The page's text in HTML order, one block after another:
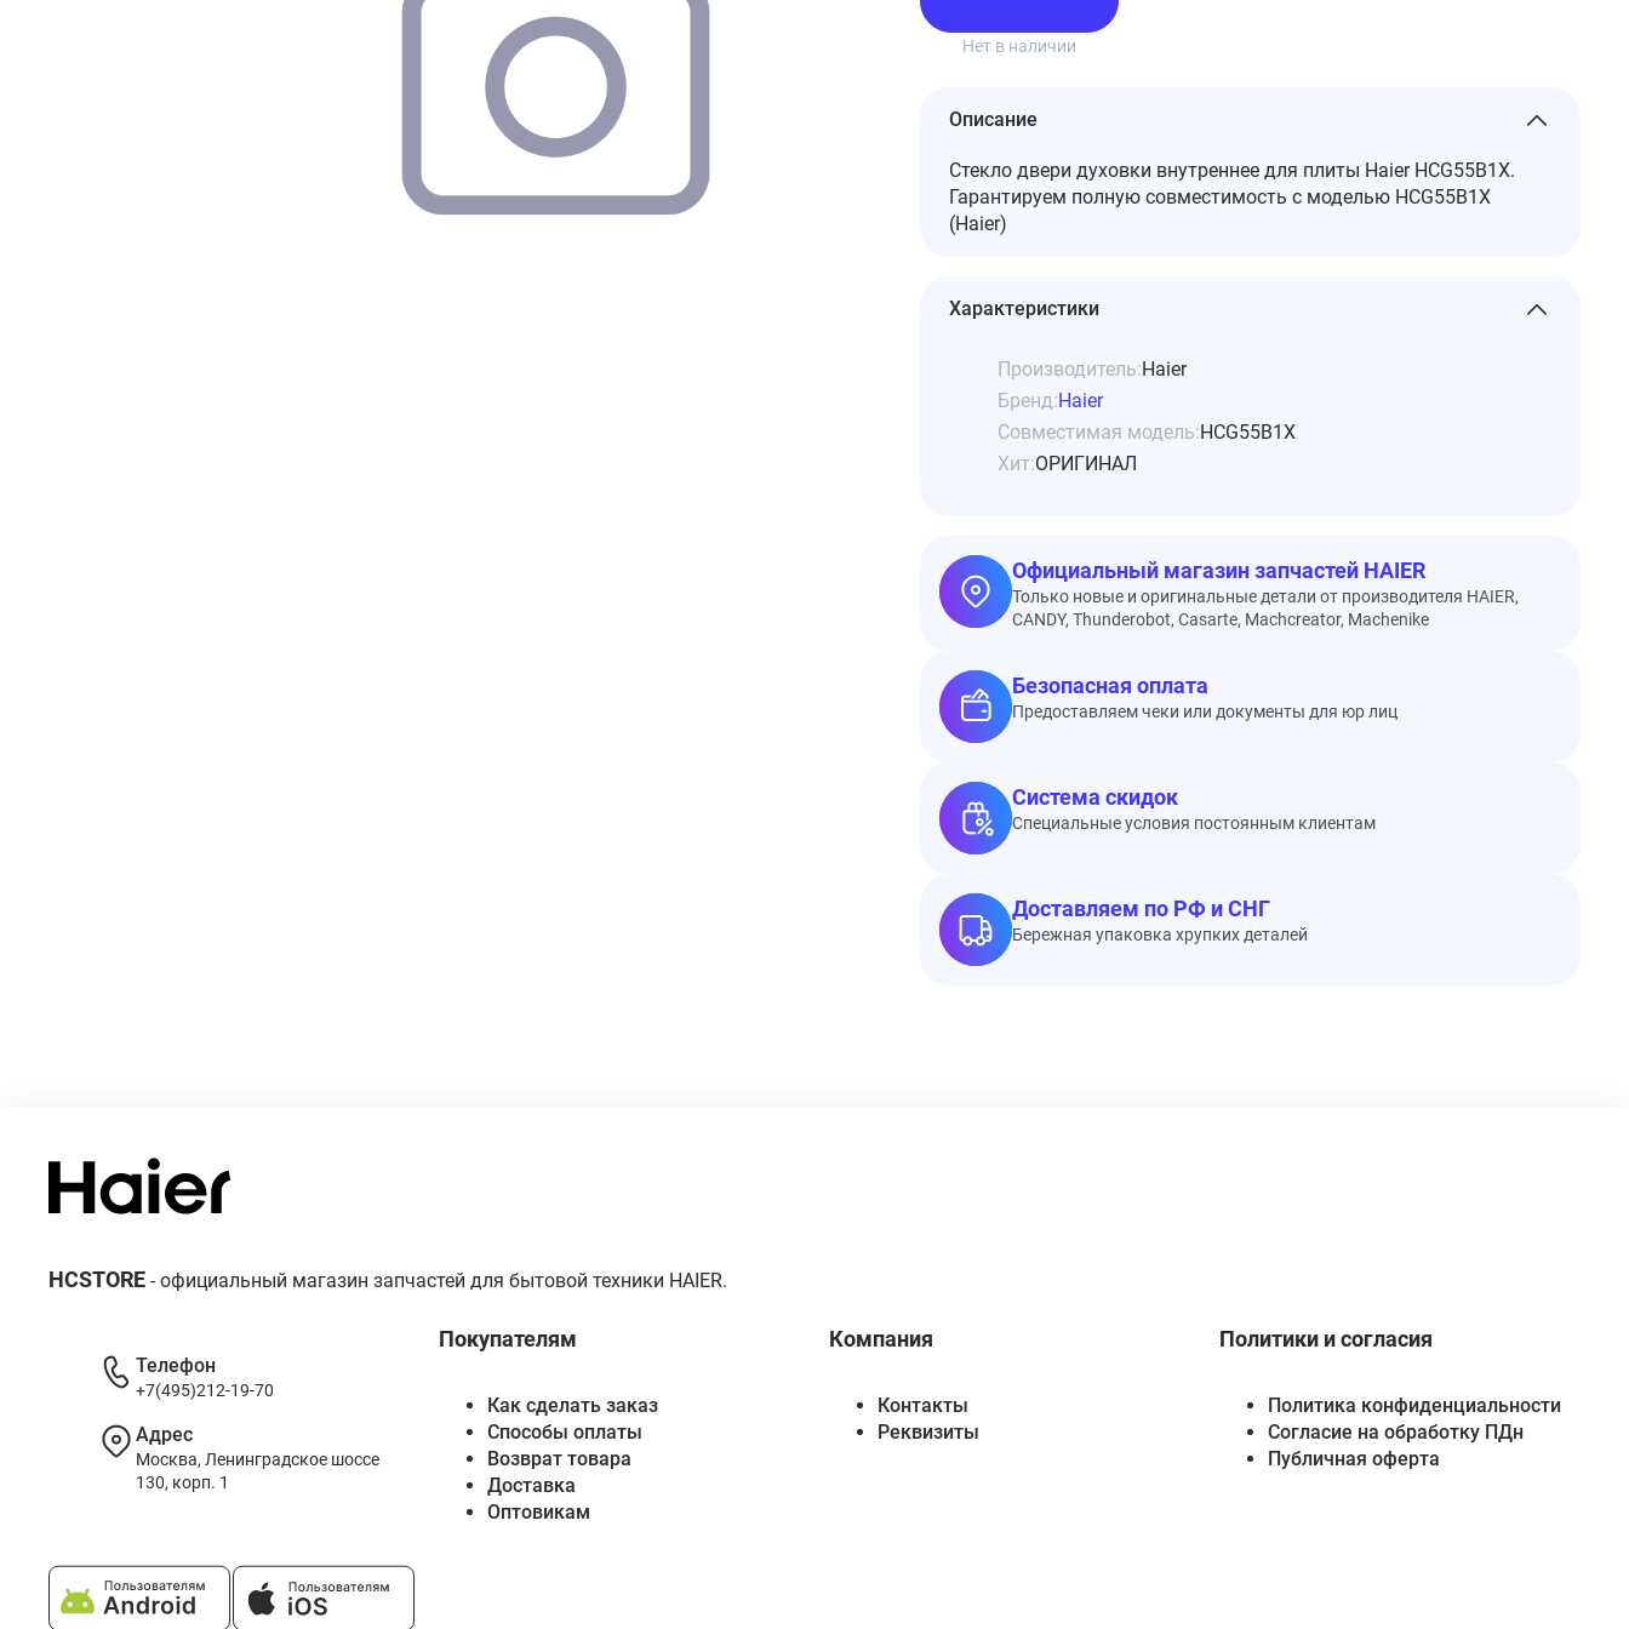
Нет в наличии
Описание
Стекло двери духовки внутреннее для плиты Haier HCG55B1X.
Гарантируем полную совместимость с моделью HCG55B1X
(Haier)
Характеристики
Производитель:Haier
Бренд:Haier
Совместимая модель:HCG55B1X
Хит:ОРИГИНАЛ
Официальный магазин запчастей HAIER
Только новые и оригинальные детали от производителя HAIER,
CANDY, Thunderobot, Casarte, Machcreator, Machenike
Безопасная оплата
Предоставляем чеки или документы для юр лиц
Система скидок
Специальные условия постоянным клиентам
Доставляем по РФ и СНГ
Бережная упаковка хрупких деталей
HCSTORE - официальный магазин запчастей для бытовой техники HAIER.
Покупателям
Как сделать заказ
Способы оплаты
Возврат товара
Доставка
Оптовикам
Компания
Контакты
Реквизиты
Политики и согласия
Политика конфиденциальности
Согласие на обработку ПДн
Публичная оферта
Телефон
+7(495)212-19-70
Адрес
Москва, Ленинградское шоссе
130, корп. 1